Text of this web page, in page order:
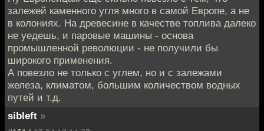
залежей каменного угля много в самой Европе, а не
в колониях. На древесине в качестве топлива далеко
не уедешь, и паровые машины - основа
промышленной революции - не получили бы
широкого применения.
А повезло не только с углем, но и с залежами
железа, климатом, большим количеством водных
путей и т.д.
sibleft »